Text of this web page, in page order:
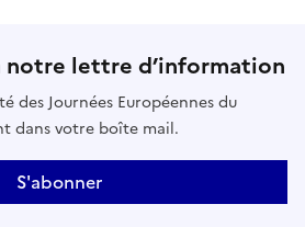
notre lettre d’information
des Journées Européennes du
dans votre boîte mail.
S'abonner